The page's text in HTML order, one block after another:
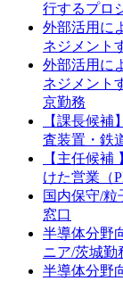
行するプロ
外部活用に
ネジメント
外部活用に
ネジメント
京勤務
【課長候
査装置・鉄
【主任候
けた営業（
国内保守/
窓口
半導体分野
ニア/茨城勤
半導体分野